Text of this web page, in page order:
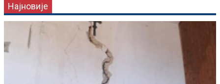
Најновије